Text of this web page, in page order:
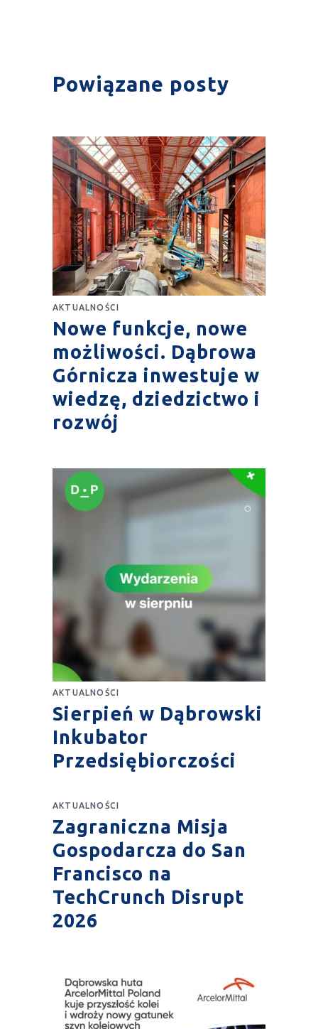
Powiązane posty
AKTUALNOŚCI
Nowe funkcje, nowe
możliwości. Dąbrowa
Górnicza inwestuje w
wiedzę, dziedzictwo i
rozwój
AKTUALNOŚCI
Sierpień w Dąbrowski
Inkubator
Przedsiębiorczości
AKTUALNOŚCI
Zagraniczna Misja
Gospodarcza do San
Francisco na
TechCrunch Disrupt
2026